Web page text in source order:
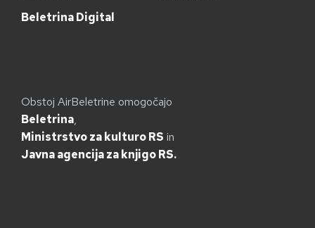
Beletrina Digital
Obstoj AirBeletrine omogočajo
Beletrina,
Ministrstvo za kulturo RS in
Javna agencija za knjigo RS.